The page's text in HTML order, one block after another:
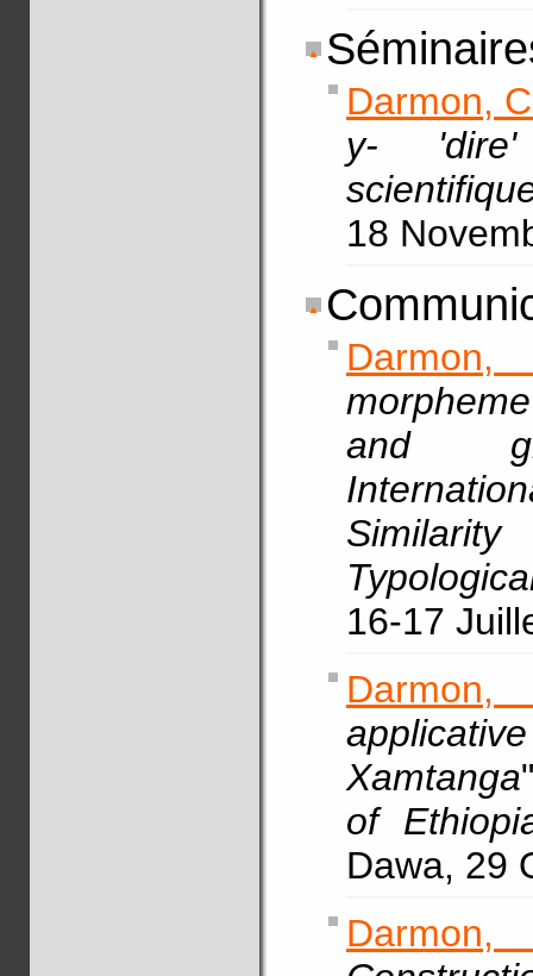
Darmon,
y- 'dire'
18
Darmon,
and
16-17
Xamtanga
of
Dawa, 29